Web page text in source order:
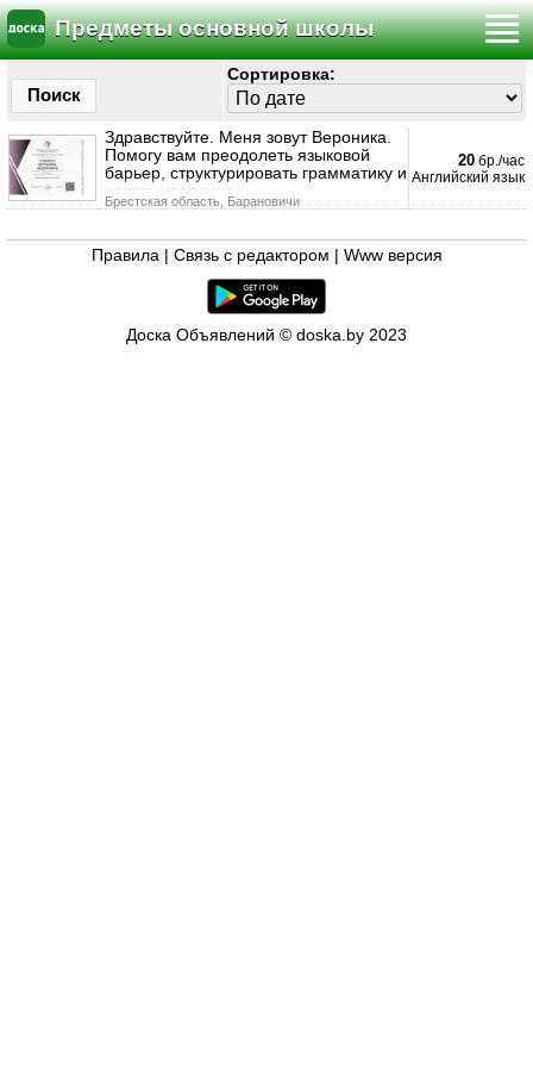
Предметы основной школы
Поиск
Сортировка:
Здравствуйте. Меня зовут Вероника.
Помогу вам преодолеть языковой
барьер, структурировать грамматику и
начать уверенно
Брестская область, Барановичи
20 бр./час
Английский язык
Правила Связь с редактором Www версия
Доска Объявлений © doska.by 2023